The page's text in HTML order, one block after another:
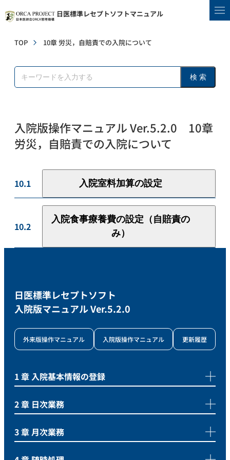
日医標準レセプトソフトマニュアル
TOP 10章 労災，自賠責での入院について
検 索
入院版操作マニュアル Ver.5.2.0 10章
労災，自賠責での入院について
10.1 入院室料加算の設定
10.2
入院食事療養費の設定（自賠責の
み）
日医標準レセプトソフト
入院版マニュアル Ver.5.2.0
外来版操作マニュアル 入院版操作マニュアル 更新履歴
1 章 入院基本情報の登録
2 章 日次業務
3 章 月次業務